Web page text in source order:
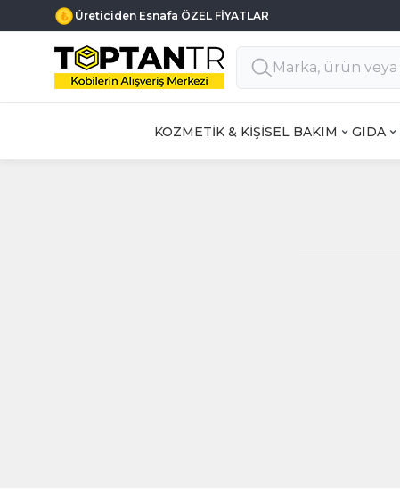
Üreticiden Esnafa ÖZEL FİYATLAR
KOZMETİK & KİŞİSEL BAKIM GIDA